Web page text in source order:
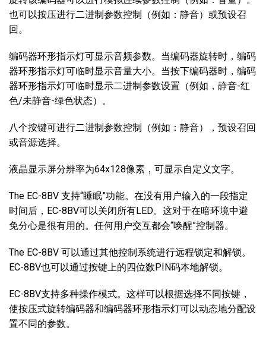
也可以按压进行二进制参数控制（例如：静音）或预设召
回。
编码器环形指示灯可显示音频参数。当编码器旋转时，编码
器环形指示灯可临时显示音量大小。当按下编码器时，编码
器环形指示灯可临时显示二进制参数设置（例如，静音-红
色/未静音-绿色状态）。
八个按键可进行二进制参数控制（例如：静音），预设召回
或音源选择。
液晶显示屏分辨率为64x128像素，可显示自定义文字。
The EC-8BV 支持“睡眠”功能。在没有用户输入的一段指定
时间后，EC-8BV可以关闭所有LED。这对于在暗环境中避
免分心是很有用的。任何用户交互都会“唤醒”控制器。
The EC-8BV 可以通过其他控制系统进行远程锁定和解锁。
EC-8BV也可以通过按键上的四位数PIN码本地解锁。
EC-8BV支持多种操作模式。这样可以根据选择不同按键，
使按压式旋转编码器和编码器环形指示灯可以动态地分配设
置不同的参数。